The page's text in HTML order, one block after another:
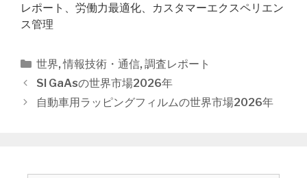
レポート、労働力最適化、カスタマーエクスペリエン
ス管理
カ
テ
ゴ
リ
世界,情報技術・通信, 調査レポート
投
稿
SI GaAsの世界市場2026年
自動車用ラッピングフィルムの世界市場2026年